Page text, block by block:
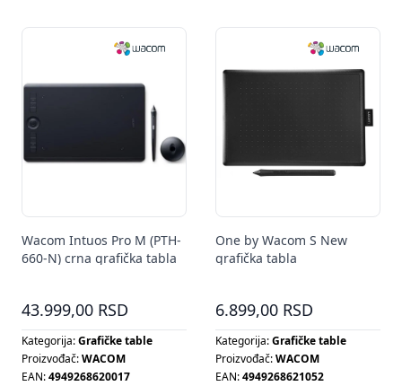
Wacom Intuos Pro M (PTH-
660-N) crna grafička tabla
43.999,00 RSD
Kategorija:Grafičke table
Proizvođač:WACOM
EAN:4949268620017
One by Wacom S New
grafička tabla
6.899,00 RSD
Kategorija:Grafičke table
Proizvođač:WACOM
EAN:4949268621052